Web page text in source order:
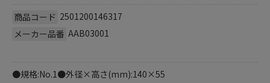
商品コード 2501200146317
メーカー品番 AAB03001
●規格:No.1●外径×高さ(mm):140×55